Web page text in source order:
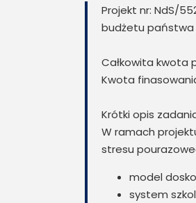
Projekt nr: NdS/
budżetu państwa
Całkowita kwota
Kwota
Krótki opis
W ramach
stresu
model
system